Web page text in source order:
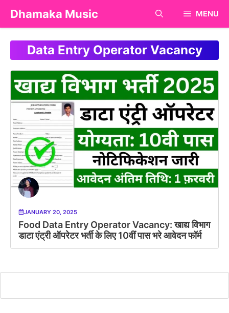
Skip
content
Dhamaka Music MENU
Data Entry Operator Vacancy
JANUARY 20, 2025
Food Data Entry Operator Vacancy: खाद्य विभाग
डाटा एंट्री ऑपरेटर भर्ती के लिए 10वीं पास भरे आवेदन फॉर्म